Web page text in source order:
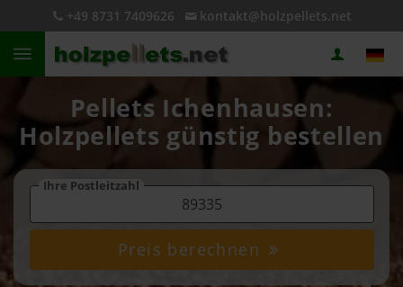
+49 8731 7409626 kontakt@holzpellets.net
Pellets Ichenhausen:
Holzpellets günstig bestellen
Ihre Postleitzahl
Preis berechnen